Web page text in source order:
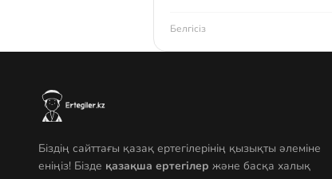
Белгісіз
Біздің сайттағы қазақ ертегілерінің қызықты әлеміне
еніңіз! Бізде қазақша ертегілер және басқа халық